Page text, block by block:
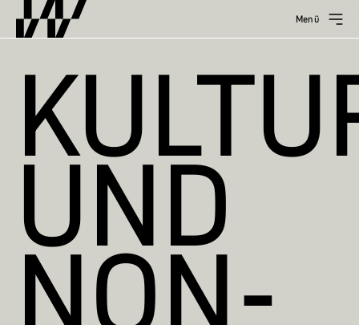
Menü
UND